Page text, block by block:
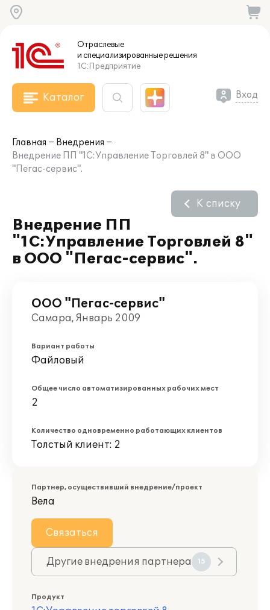
Отраслевые
и специализированныерешения
1С:Предприятие
Каталог Вход
Главная
Внедрения
Внедрение ПП "1С:Управление Торговлей 8" в ООО
"Пегас-сервис".
Внедрение ПП
"1С:Управление Торговлей 8"
в ООО "Пегас-сервис".
К списку
ООО "Пегас-сервис"
Самара, Январь 2009
Вариант работы
Файловый
Общее число автоматизированных рабочих мест
2
Количество одновременно работающих клиентов
Толстый клиент: 2
Партнер, осуществивший внедрение/проект
Вела
Связаться
Другие внедрения партнера 15
Продукт